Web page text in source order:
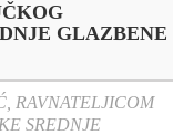
GLAZBENE
RAVNATELJICOM
SREDNJE